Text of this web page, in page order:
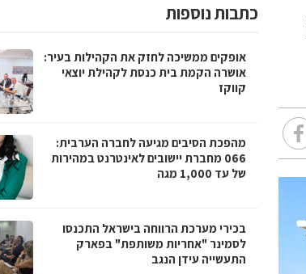
כתבות נוספות
אופקים ממשיכה לחזק את הקהילות בעיר:
אושרה הקמת בית כנסת לקהילת יוצאי
קווקז
מהפכת הסיבים מגיעה לחברה הערבית:
066 מחברת יישובים לאינטרנט במהירות
של עד 1,000 מגה
בכירי מערכת הרווחה בישראל התכנסו
לסמינר "אחריות משותפת" בפארק
התעשייה עידן הנגב